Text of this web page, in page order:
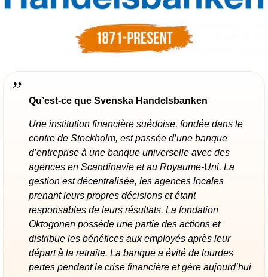
Qu’est-ce que Svenska Handelsbanken
Une institution financière suédoise, fondée dans le
centre de Stockholm, est passée d’une banque
d’entreprise à une banque universelle avec des
agences en Scandinavie et au Royaume-Uni. La
gestion est décentralisée, les agences locales
prenant leurs propres décisions et étant
responsables de leurs résultats. La fondation
Oktogonen possède une partie des actions et
distribue les bénéfices aux employés après leur
départ à la retraite. La banque a évité de lourdes
pertes pendant la crise financière et gère aujourd’hui